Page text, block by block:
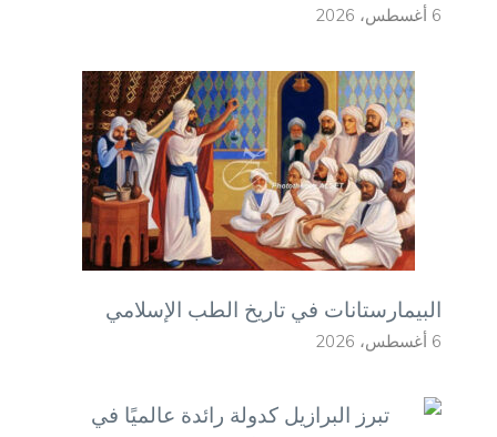
6 أغسطس، 2026
البيمارستانات في تاريخ الطب الإسلامي
6 أغسطس، 2026